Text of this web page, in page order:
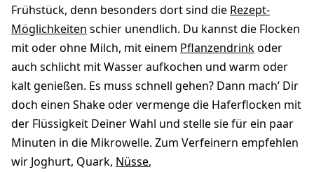
Frühstück, denn besonders dort sind die Rezept-
Möglichkeiten schier unendlich. Du kannst die Flocken
mit oder ohne Milch, mit einem Pflanzendrinkoder
auch schlicht mit Wasser aufkochen und warm oder
kalt genießen. Es muss schnell gehen? Dann mach’ Dir
doch einen Shake oder vermenge die Haferflocken mit
der Flüssigkeit Deiner Wahl und stelle sie für ein paar
Minuten in die Mikrowelle. Zum Verfeinern empfehlen
wir Joghurt, Quark, Nüsse,